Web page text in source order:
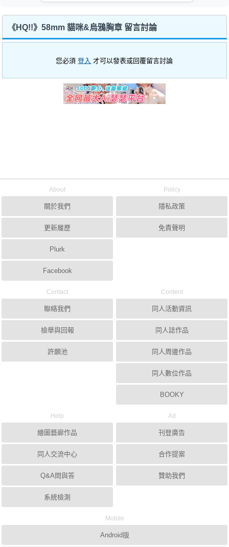
《HQ!!》58mm 貓咪&烏鴉胸章 留言討論
您必須登入 才可以發表或回覆留言討論
About
關於我們
更新履歷
Plurk
Facebook
Policy
隱私政策
免責聲明
Contact
聯絡我們
檢舉與回報
許願池
Content
同人活動資訊
同人誌作品
同人周邊作品
同人數位作品
BOOKY
Help
繪圖藝廊作品
同人交流中心
Q&A問與答
系統檢測
Ad
刊登廣告
合作提案
贊助我們
Mobile
Android版